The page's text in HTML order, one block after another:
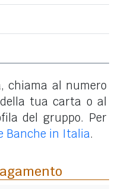
chiama al numero
della tua carta o al
del gruppo. Per
Banche in Italia.